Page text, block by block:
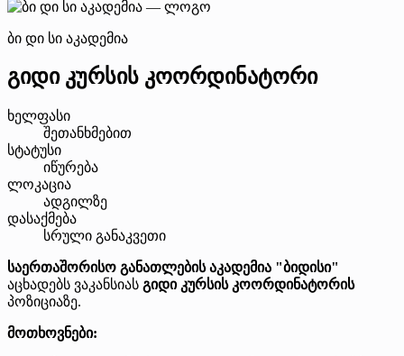
ბი დი სი აკადემია
გიდი კურსის კოორდინატორი
ხელფასი
შეთანხმებით
სტატუსი
იწურება
ლოკაცია
ადგილზე
დასაქმება
სრული განაკვეთი
საერთაშორისო განათლების აკადემია "ბიდისი"
აცხადებს ვაკანსიას გიდი კურსის კოორდინატორის
პოზიციაზე.
მოთხოვნები: